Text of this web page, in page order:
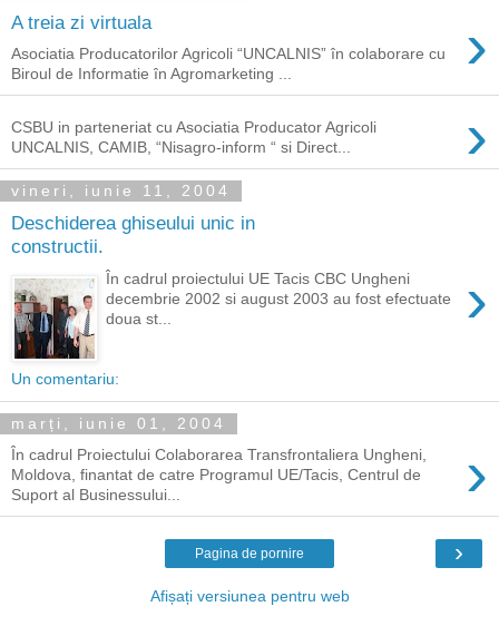
A treia zi virtuala ›
Asociatia Producatorilor Agricoli “UNCALNIS” în colaborare cu
Biroul de Informatie în Agromarketing ...
›
CSBU in parteneriat cu Asociatia Producator Agricoli
UNCALNIS, CAMIB, “Nisagro-inform “ si Direct...
vineri, iunie 11, 2004
Deschiderea ghiseului unic in
constructii.
›
În cadrul proiectului UE Tacis CBC Ungheni
decembrie 2002 si august 2003 au fost efectuate
doua st...
Un comentariu:
marți, iunie 01, 2004
›
În cadrul Proiectului Colaborarea Transfrontaliera Ungheni,
Moldova, finantat de catre Programul UE/Tacis, Centrul de
Suport al Businessului...
›
Pagina de pornire
Afișați versiunea pentru web